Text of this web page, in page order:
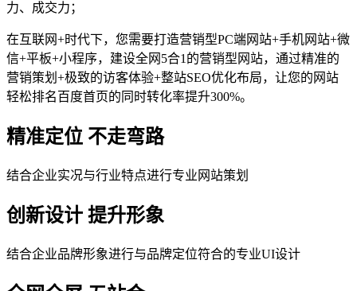
力、成交力；
在互联网+时代下，您需要打造营销型PC端网站+手机网站+微
信+平板+小程序，建设全网5合1的营销型网站，通过精准的
营销策划+极致的访客体验+整站SEO优化布局，让您的网站
轻松排名百度首页的同时转化率提升300%。
精准定位 不走弯路
结合企业实况与行业特点进行专业网站策划
创新设计 提升形象
结合企业品牌形象进行与品牌定位符合的专业UI设计